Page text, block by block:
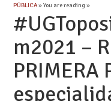
PÚBLICA» You are reading »
m2021 –
PRIMERA